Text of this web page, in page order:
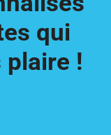
qui
plaire !